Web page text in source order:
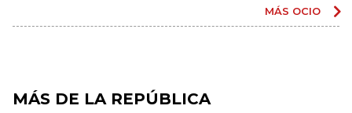
MÁS OCIO
MÁS DE LA REPÚBLICA